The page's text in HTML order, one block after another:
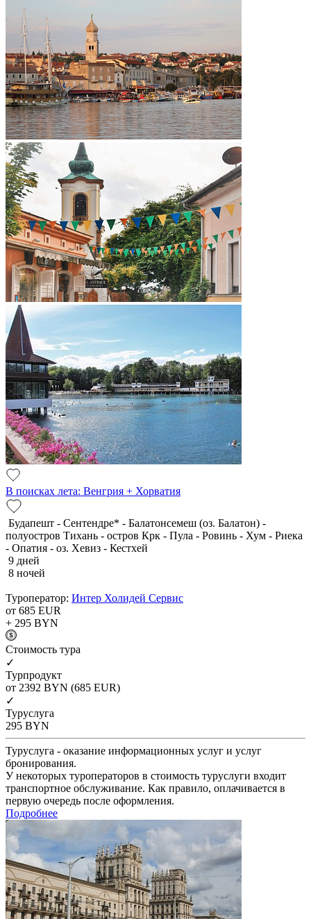
В поисках лета: Венгрия + Хорватия
Будапешт - Сентендре* - Балатонсемеш (оз. Балатон) -
полуостров Тихань - остров Крк - Пула - Ровинь - Хум - Риека
- Опатия - оз. Хевиз - Кестхей
9 дней
8 ночей
Туроператор: Интер Холидей Сервис
от 685 EUR
+ 295 BYN
Cтоимость тура
✓
Турпродукт
от 2392 BYN (685 EUR)
✓
Туруслуга
295 BYN
Туруслуга - оказание информационных услуг и услуг
бронирования.
У некоторых туроператоров в стоимость туруслуги входит
транспортное обслуживание. Как правило, оплачивается в
первую очередь после оформления.
Подробнее